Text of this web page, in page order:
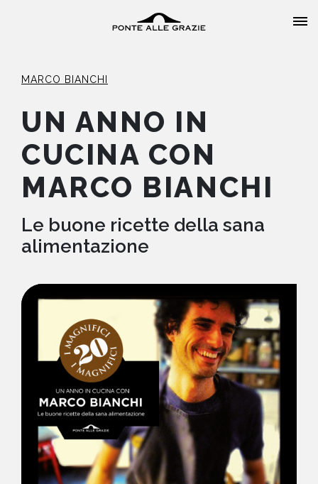
HOME
CHI SIAMO
CATALOGO
EVENTI
NEWS
CONTATTI
MARCO BIANCHI
UN ANNO IN
CUCINA CON
MARCO BIANCHI
Le buone ricette della sana
alimentazione